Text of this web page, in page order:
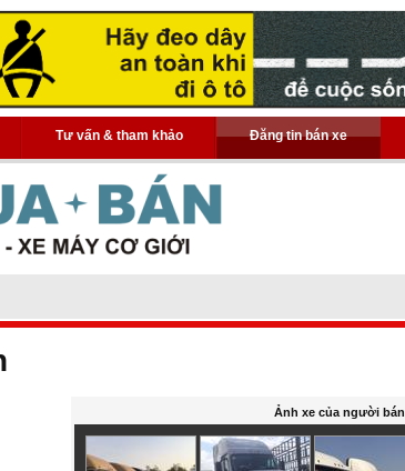
Tư vấn & tham khảo Đăng tin bán xe
Ảnh xe của người bán